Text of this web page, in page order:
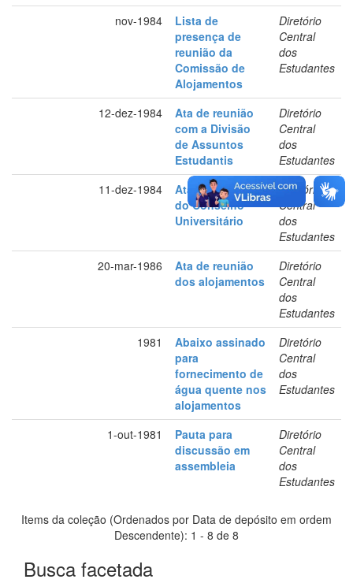
nov-1984
Lista de
presença de
reunião da
Comissão de
Alojamentos
Diretório
Central
dos
Estudantes
12-dez-1984
Ata de reunião
com a Divisão
de Assuntos
Estudantis
Diretório
Central
dos
Estudantes
11-dez-1984
Ata da reunião
do Conselho
Universitário
Diretório
Central
dos
Estudantes
20-mar-1986
Ata de reunião
dos alojamentos
Diretório
Central
dos
Estudantes
1981
Abaixo assinado
para
fornecimento de
água quente nos
alojamentos
Diretório
Central
dos
Estudantes
1-out-1981
Pauta para
discussão em
assembleia
Diretório
Central
dos
Estudantes
Items da coleção (Ordenados por Data de depósito em ordem
Descendente): 1 - 8 de 8
Busca facetada